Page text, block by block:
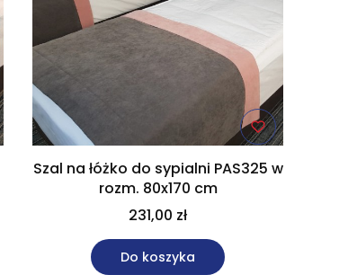
Szal na łóżko do sypialni PAS325 w
rozm. 80x170 cm
231,00 zł
Do koszyka